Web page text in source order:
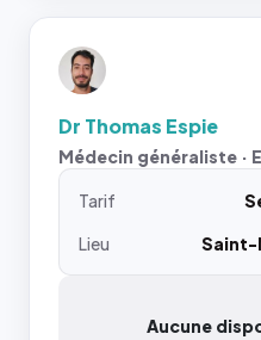
Dr Thomas Espie
Médecin généraliste ·
Tarif
Lieu
Saint-
Aucune